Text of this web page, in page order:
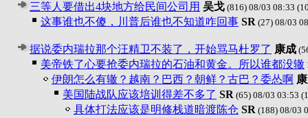
三等人要借出4块地方给民间公司用 吴戈 (816) 08/03 08:33
这事谁也不傻，川普后谁也不知道咋回事 SR (27) 08/03
据说委内瑞拉那个汪精卫不装了，开始骂马杜罗了 康成
美帝铁了心要抢委内瑞拉的石油和黄金。所以谁都没辙
伊朗怎么有辙？越南？巴西？朝鲜？古巴？委怂啊
美国陆战队应该培训得差不多了 SR (65) 08/03 03:53
具体打法应该是明修栈道暗渡陈仓 SR (188) 08/03